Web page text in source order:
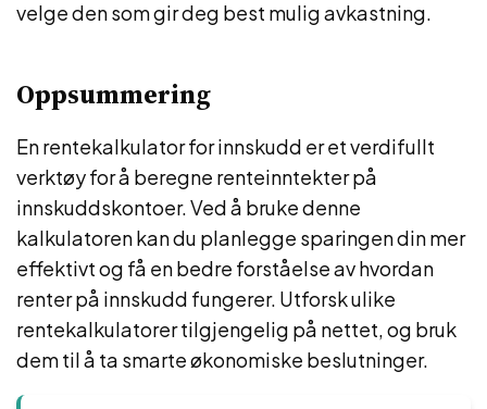
velge den som gir deg best mulig avkastning.
Oppsummering
En rentekalkulator for innskudd er et verdifullt
verktøy for å beregne renteinntekter på
innskuddskontoer. Ved å bruke denne
kalkulatoren kan du planlegge sparingen din mer
effektivt og få en bedre forståelse av hvordan
renter på innskudd fungerer. Utforsk ulike
rentekalkulatorer tilgjengelig på nettet, og bruk
dem til å ta smarte økonomiske beslutninger.